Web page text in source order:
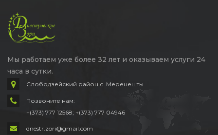
Мы работаем уже более 32 лет и оказываем услуги 24
часа в сутки.
Слободзейский район с. Меренешты
Позвоните нам:
+(373) 777 12568; +(373) 777 04946
dnestr.zori@gmail.com